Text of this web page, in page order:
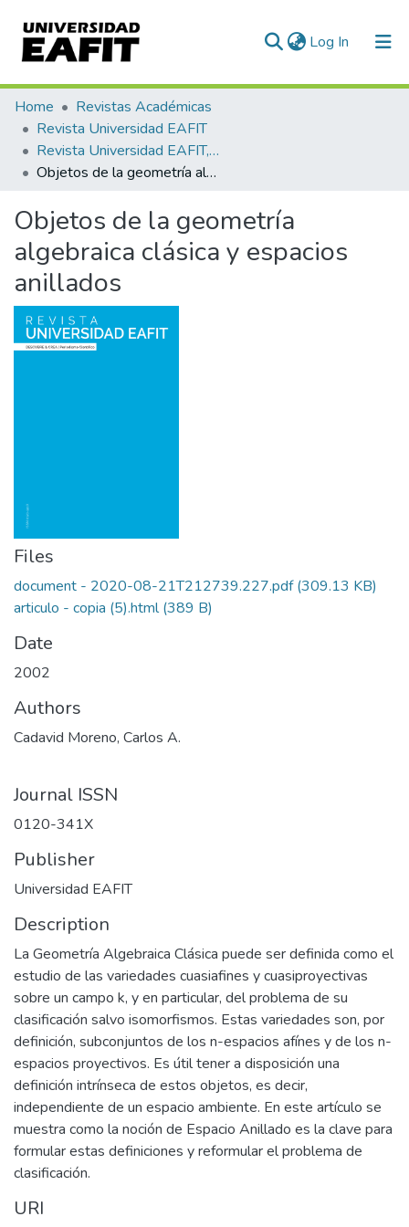
Log In (current)
Communities & Collections
All of DSpace
Statistics
Home
Revistas Académicas
Revista Universidad EAFIT
Revista Universidad EAFIT, Vol. 38, Núm. 128 (2002)
Objetos de la geometría algebraica clásica y espacios anillados
Objetos de la geometría
algebraica clásica y espacios
anillados
Files
document - 2020-08-21T212739.227.pdf(309.13 KB)
articulo - copia (5).html(389 B)
Date
2002
Authors
Cadavid Moreno, Carlos A.
Journal ISSN
0120-341X
Publisher
Universidad EAFIT
Description
La Geometría Algebraica Clásica puede ser definida como el
estudio de las variedades cuasiafines y cuasiproyectivas
sobre un campo k, y en particular, del problema de su
clasificación salvo isomorfismos. Estas variedades son, por
definición, subconjuntos de los n-espacios afínes y de los n-
espacios proyectivos. Es útil tener a disposición una
definición intrínseca de estos objetos, es decir,
independiente de un espacio ambiente. En este artículo se
muestra como la noción de Espacio Anillado es la clave para
formular estas definiciones y reformular el problema de
clasificación.
URI